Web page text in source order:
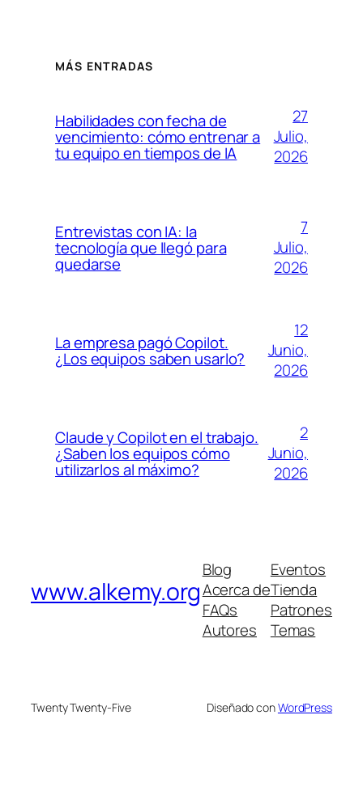
MÁS ENTRADAS
Habilidades con fecha de
vencimiento: cómo entrenar a
tu equipo en tiempos de IA
27
Julio,
2026
Entrevistas con IA: la
tecnología que llegó para
quedarse
7
Julio,
2026
La empresa pagó Copilot.
¿Los equipos saben usarlo?
12
Junio,
2026
Claude y Copilot en el trabajo.
¿Saben los equipos cómo
utilizarlos al máximo?
2
Junio,
2026
www.alkemy.org
Blog
Acerca de
FAQs
Autores
Eventos
Tienda
Patrones
Temas
Twenty Twenty-Five Diseñado conWordPress